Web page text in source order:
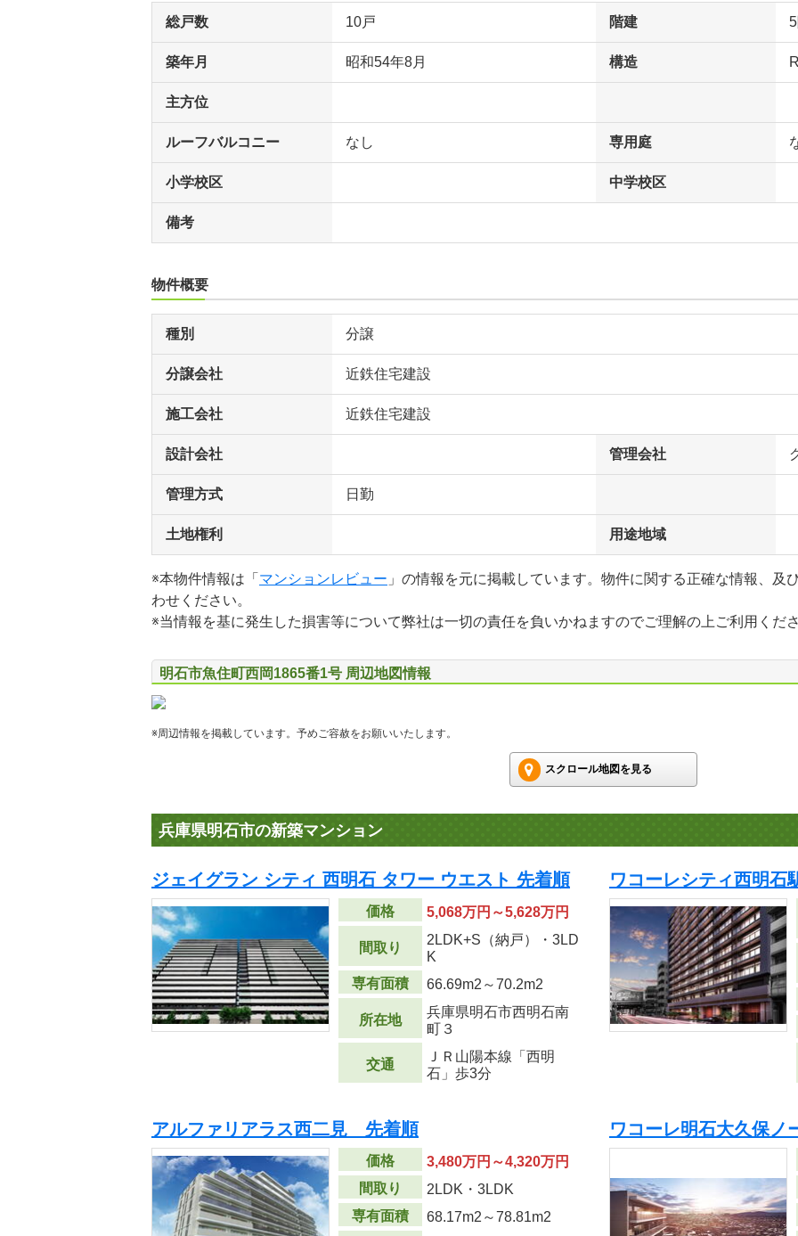
総戸数 10戸 階建
築年月 昭和54年8月 構造
主方位
ルーフバルコニー なし 専用庭
小学校区 中学校区
備考
物件概要
種別 分譲
分譲会社 近鉄住宅建設
施工会社 近鉄住宅建設
設計会社 管理会社
管理方式 日勤
土地権利 用途地域
※本物件情報は「 マンションレビュー 」の情報を元に掲載しています。物件に関する正確な情報、及
わせください。
※当情報を基に発生した損害等について弊社は一切の責任を負いかねますのでご理解の上ご利用くださ
明石市魚住町西岡1865番1号 周辺地図情報
※周辺情報を掲載しています。予めご容赦をお願いいたします。
スクロール地図を見る
兵庫県明石市の新築マンション
ジェイグラン シティ 西明石 タワー ウエスト 先着順
価格 5,068万円～5,628万円
間取り
2LDK+S（納戸）・3LD
K
専有面積
66.69m2 ～70.2m2
所在地
兵庫県明石市西明石南
町３
交通
ＪＲ山陽本線「西明
石」歩3分
ワコーレシティ西明石
アルファリアラス西二見 先着順
価格
3,480万円～4,320万円
間取り
2LDK・3LDK
専有面積
68.17m2 ～78.81m2
ワコーレ明石大久保ノ